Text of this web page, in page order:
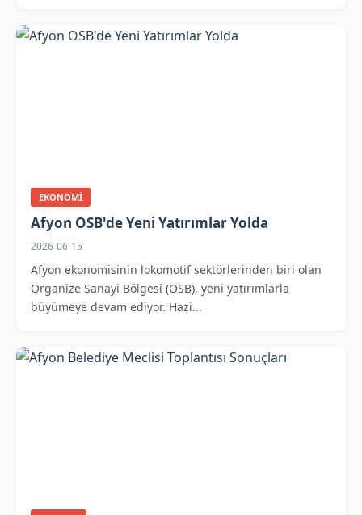
EKONOMI
Afyon OSB'de Yeni Yatırımlar Yolda
2026-06-15
Afyon ekonomisinin lokomotif sektörlerinden biri olan
Organize Sanayi Bölgesi (OSB), yeni yatırımlarla
büyümeye devam ediyor. Hazi...